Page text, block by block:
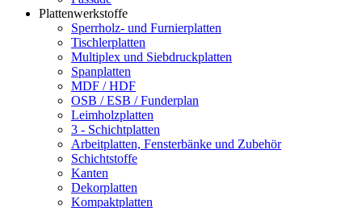
Plattenwerkstoffe
Sperrholz- und Furnierplatten
Tischlerplatten
Multiplex und Siebdruckplatten
Spanplatten
MDF / HDF
OSB / ESB / Funderplan
Leimholzplatten
3 - Schichtplatten
Arbeitplatten, Fensterbänke und Zubehör
Schichtstoffe
Kanten
Dekorplatten
Kompaktplatten